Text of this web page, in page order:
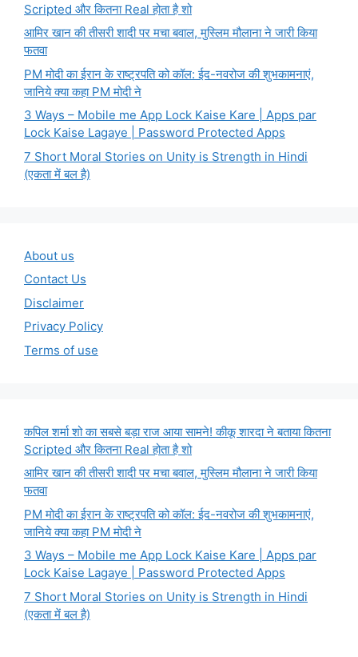
Scripted और कितना Real होता है शो
आमिर खान की तीसरी शादी पर मचा बवाल, मुस्लिम मौलाना ने जारी किया
फतवा
PM मोदी का ईरान के राष्ट्रपति को कॉल: ईद-नवरोज की शुभकामनाएं,
जानिये क्या कहा PM मोदी ने
3 Ways – Mobile me App Lock Kaise Kare | Apps par
Lock Kaise Lagaye | Password Protected Apps
7 Short Moral Stories on Unity is Strength in Hindi
(एकता में बल है)
About us
Contact Us
Disclaimer
Privacy Policy
Terms of use
कपिल शर्मा शो का सबसे बड़ा राज आया सामने! कीकू शारदा ने बताया कितना
Scripted और कितना Real होता है शो
आमिर खान की तीसरी शादी पर मचा बवाल, मुस्लिम मौलाना ने जारी किया
फतवा
PM मोदी का ईरान के राष्ट्रपति को कॉल: ईद-नवरोज की शुभकामनाएं,
जानिये क्या कहा PM मोदी ने
3 Ways – Mobile me App Lock Kaise Kare | Apps par
Lock Kaise Lagaye | Password Protected Apps
7 Short Moral Stories on Unity is Strength in Hindi
(एकता में बल है)